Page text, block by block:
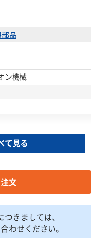
品
ン機械
の営業所までお問い合わせ下さ
の熱風を確保できます。1m
クトです。
て見る
文
つきましては、
わせください。